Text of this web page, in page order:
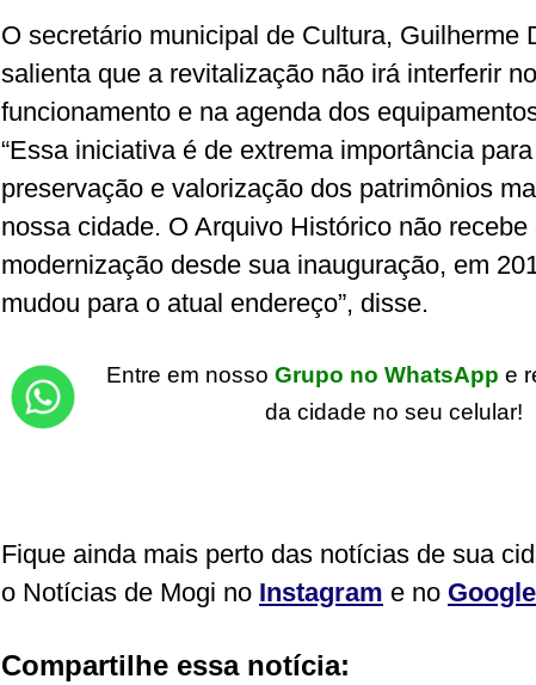
O secretário municipal de Cultura, Guilherme
salienta que a revitalização não irá interferir no
funcionamento e na agenda dos
“Essa iniciativa é de extrema importância
preservação e valorização dos patrimônios
nossa cidade. O Arquivo Histórico não recebe
modernização desde sua inauguração, em
mudou para o atual endereço”, disse.
Entre em nosso Grupo no WhatsApp e
da cidade no seu celular!
Fique ainda mais perto das notícias de sua
o Notícias de Mogi no Instagram e no
Compartilhe essa notícia: